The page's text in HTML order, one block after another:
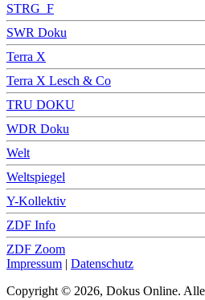
STRG_F
SWR Doku
Terra X
Terra X Lesch & Co
TRU DOKU
WDR Doku
Welt
Weltspiegel
Y-Kollektiv
ZDF Info
ZDF Zoom
Impressum | Datenschutz
Copyright © 2026, Dokus Online. Alle